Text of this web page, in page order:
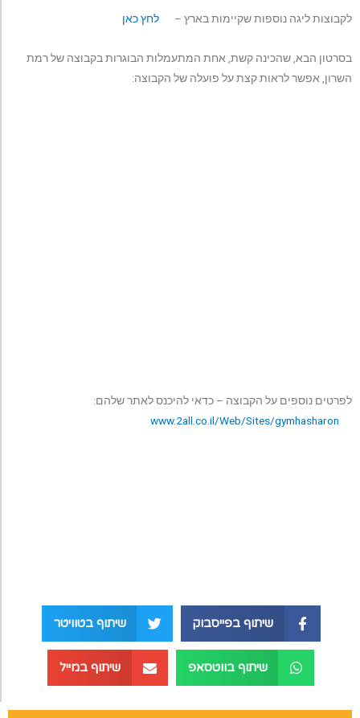
לקבוצות ליגה נוספות שקיימות בארץ – לחץ כאן
בסרטון הבא, שהכינה קשת, אחת המתעמלות הבוגרות בקבוצה של רמת
השרון, אפשר לראות קצת על פועלה של הקבוצה:
לפרטים נוספים על הקבוצה – כדאי להיכנס לאתר שלהם:
www.2all.co.il/Web/Sites/gymhasharon
שיתוף בפייסבוק שיתוף בטוויטר
שיתוף בווטסאפ שיתוף במייל